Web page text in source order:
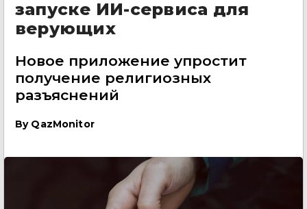
запуске ИИ-сервиса для
верующих
Новое приложение упростит
получение религиозных
разъяснений
By QazMonitor